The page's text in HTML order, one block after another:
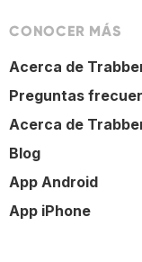
CONOCER MÁS
Acerca de
Preguntas
Acerca de
Blog
App Android
App iPhone